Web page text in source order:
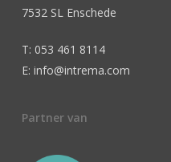
7532 SL Enschede
T: 053 461 8114
E: info@intrema.com
Partner van